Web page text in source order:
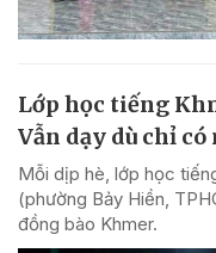
Lớp học tiếng
Vẫn dạy dù chỉ
Mỗi dịp hè, lớp học
(phường Bảy Hiền,
đồng bào Khmer.